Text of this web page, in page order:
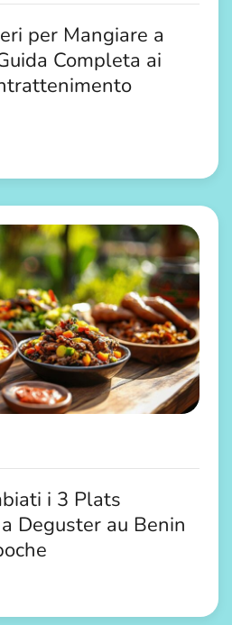
per Mangiare a
Completa ai
i 3 Plats
Deguster au Benin